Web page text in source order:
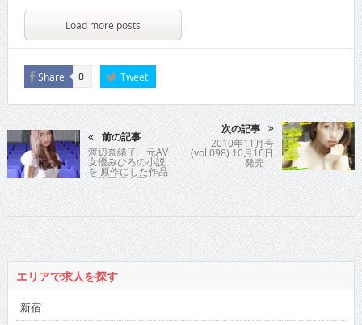
Load more posts
Share 0 Tweet
前の記事
渡辺奈緒子 元AV
女優みひろの小説
を 原作にした作品
で映画初主演
次の記事
2010年11月号
(vol.098) 10月16日
発売
エリアで求人を探す
新宿